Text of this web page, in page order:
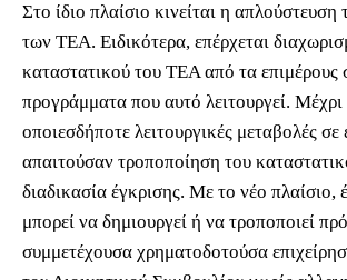
Στο ίδιο πλαίσιο κινείται η απλούστευση
των ΤΕΑ. Ειδικότερα, επέρχεται
καταστατικού του ΤΕΑ από τα επιμέρους
προγράμματα που αυτό λειτουργεί.
οποιεσδήποτε λειτουργικές μεταβολές
απαιτούσαν τροποποίηση του
διαδικασία έγκρισης. Με το νέο
μπορεί να δημιουργεί ή να τροποποιεί
συμμετέχουσα χρηματοδοτούσα